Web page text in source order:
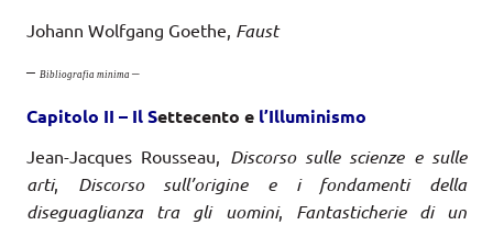
Johann Wolfgang Goethe, Faust
– Bibliografia minima –
Capitolo II – Il Settecento e l’Illuminismo
Jean-Jacques Rousseau, Discorso sulle scienze e sulle
arti, Discorso sull’origine e i fondamenti della
diseguaglianza tra gli uomini, Fantasticherie di un